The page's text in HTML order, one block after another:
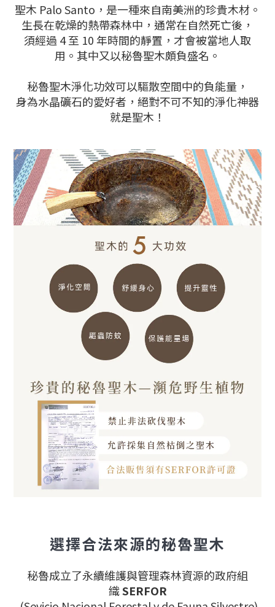
聖木 Palo Santo，是一種來自南美洲的珍貴木材。
生長在乾燥的熱帶森林中，通常在自然死亡後，
須經過 4 至 10 年時間的靜置，才會被當地人取
用。 其中又以秘魯聖木頗負盛名 。
秘魯聖木淨化功效可以驅散空間中的負能量，
身為水晶礦石的愛好者，絕對不可不知的淨化神器
就是聖木！
選擇合法來源的秘魯聖木
秘魯成立了永續維護與管理森林資源的政府組
織SERFOR